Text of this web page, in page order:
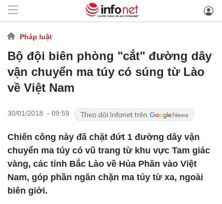
Pháp luật
Bộ đội biên phòng "cắt" đường dây
vận chuyển ma túy có súng từ Lào
về Việt Nam
30/01/2018 - 09:59
Chiến công này đã chặt đứt 1 đường dây vận
chuyển ma túy có vũ trang từ khu vực Tam giác
vàng, các tỉnh Bắc Lào về Hủa Phăn vào Việt
Nam, góp phần ngăn chặn ma túy từ xa, ngoài
biên giới.